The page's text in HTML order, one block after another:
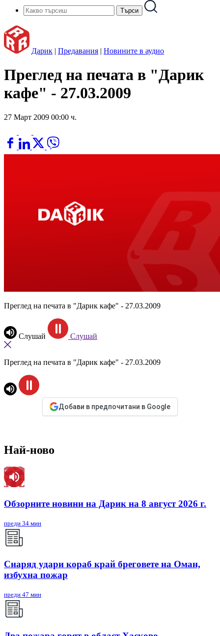
Дарик | Предавания | Новините в аудио
Преглед на печата в "Дарик
кафе" - 27.03.2009
27 Март 2009 00:00 ч.
Преглед на печата в "Дарик кафе" - 27.03.2009
Слушай Слушай
Преглед на печата в "Дарик кафе" - 27.03.2009
Добави в предпочитани в Google
Най-ново
Обзорните новини на Дарик на 8 август 2026 г.
преди 34 мин
Снаряд удари кораб край бреговете на Оман,
избухна пожар
преди 47 мин